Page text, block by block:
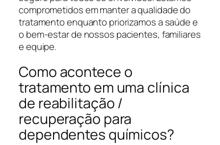
comprometidos em manter a qualidade do
tratamento enquanto priorizamos a saúde e
o bem-estar de nossos pacientes, familiares
e equipe.
Como acontece o
tratamento em uma clínica
de reabilitação /
recuperação para
dependentes químicos?